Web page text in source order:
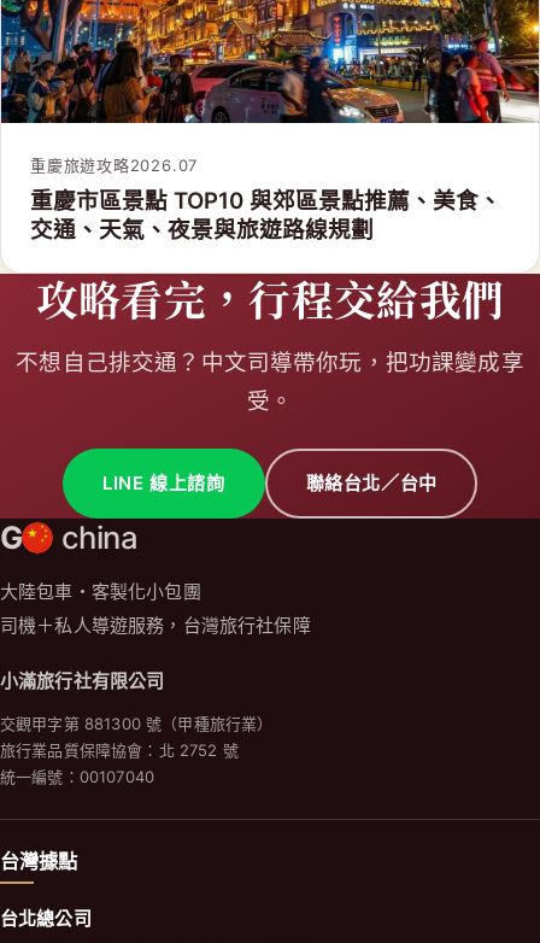
重慶旅遊攻略2026.07
重慶市區景點 TOP10 與郊區景點推薦、美食、
交通、天氣、夜景與旅遊路線規劃
攻略看完，行程交給我們
不想自己排交通？中文司導帶你玩，把功課變成享
受。
LINE 線上諮詢 聯絡台北／台中
G china
大陸包車・客製化小包團
司機＋私人導遊服務，台灣旅行社保障
小滿旅行社有限公司
交觀甲字第 881300 號（甲種旅行業）
旅行業品質保障協會：北 2752 號
統一編號：00107040
台灣據點
台北總公司